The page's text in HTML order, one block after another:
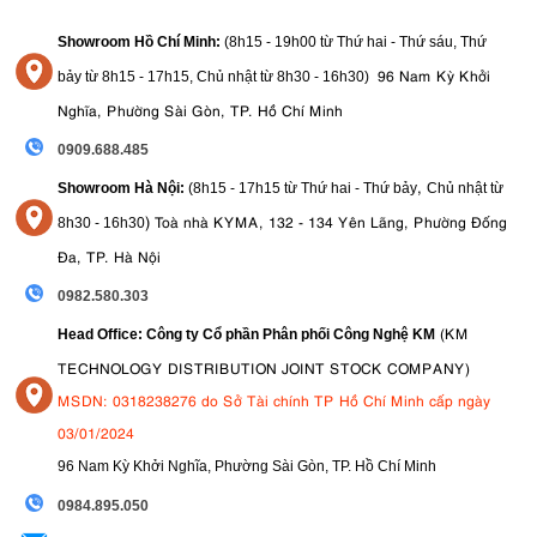
3.7. Khe cắm thẻ nhớ CFexpress và SD UHS-II
khe cắm thẻ CFexpress và SD UHS-II
RAW HQ, ST và LT
Thẻ SD UHS-II hỗ trợ XF-AVC và các định dạng mới XF-AVC S
thời 6K RAW tích hợp sẵn.
3.8. Bộ lọc ND, IS kỹ thuật số
Canon EOS C400 được trang bị
Showroom Hồ Chí Minh: (8h15 - 19h00 từ Thứ hai - Thứ sáu, Thứ
bảy từ 8h15 - 17h15, Chủ nhật từ 8h30 - 16h30) 96 Nam Kỳ Khởi
Nghĩa, Phường Sài Gòn, TP. Hồ Chí Minh
0909.688.485
Showroom Hà Nội: (8h15 - 17h15 từ Thứ hai - Thứ bảy, Chủ nhật từ
8h30 - 16h30) Toà nhà KYMA, 132 - 134 Yên Lãng, Phường Đống
Đa, TP. Hà Nội
0982.580.303
Head Office: Công ty Cổ phần Phân phối Công Nghệ KM (KM
TECHNOLOGY DISTRIBUTION JOINT STOCK COMPANY)
MSDN: 0318238276 do Sở Tài chính TP Hồ Chí Minh cấp ngày
03/01/2024
96 Nam Kỳ Khởi Nghĩa, Phường Sài Gòn, TP. Hồ Chí Minh
0984.895.050